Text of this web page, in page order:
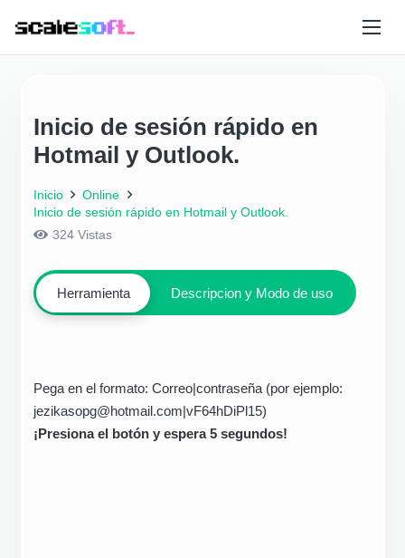
Inicio de sesión rápido en
Hotmail y Outlook.
Inicio
Online
Inicio de sesión rápido en Hotmail y Outlook.
324 Vistas
Herramienta Descripcion y Modo de uso
Pega en el formato: Correo|contraseña (por ejemplo:
jezikasopg@hotmail.com|vF64hDiPl15)
¡Presiona el botón y espera 5 segundos!